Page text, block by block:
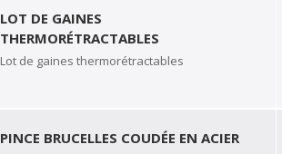
LOT DE GAINES
THERMORÉTRACTABLES
Lot de gaines thermorétractables
PINCE BRUCELLES COUDÉE EN ACIER